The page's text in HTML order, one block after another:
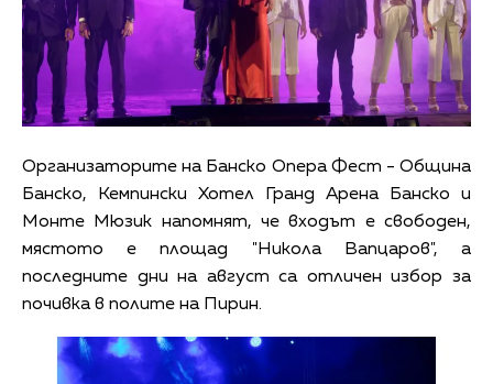
Организаторите на Банско Опера Фест - Община
Банско, Кемпински Хотел Гранд Арена Банско и
Монте Мюзик напомнят, че входът е свободен,
мястото е площад "Никола Вапцаров", а
последните дни на август са отличен избор за
почивка в полите на Пирин.